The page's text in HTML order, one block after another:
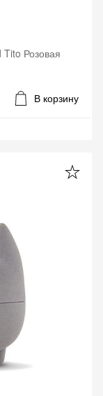
Tito Розовая
В корзину